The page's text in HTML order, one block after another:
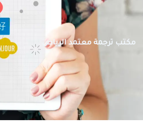
مكتب ترجمة معتمد الرياض